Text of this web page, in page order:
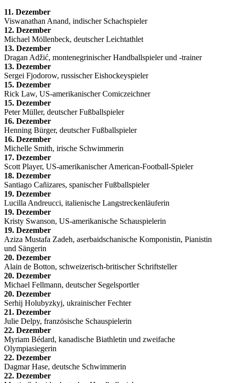
11. Dezember
Viswanathan Anand, indischer Schachspieler
12. Dezember
Michael Möllenbeck, deutscher Leichtathlet
13. Dezember
Dragan Adžić, montenegrinischer Handballspieler und -trainer
13. Dezember
Sergei Fjodorow, russischer Eishockeyspieler
15. Dezember
Rick Law, US-amerikanischer Comiczeichner
15. Dezember
Peter Müller, deutscher Fußballspieler
16. Dezember
Henning Bürger, deutscher Fußballspieler
16. Dezember
Michelle Smith, irische Schwimmerin
17. Dezember
Scott Player, US-amerikanischer American-Football-Spieler
18. Dezember
Santiago Cañizares, spanischer Fußballspieler
19. Dezember
Lucilla Andreucci, italienische Langstreckenläuferin
19. Dezember
Kristy Swanson, US-amerikanische Schauspielerin
19. Dezember
Aziza Mustafa Zadeh, aserbaidschanische Komponistin, Pianistin
und Sängerin
20. Dezember
Alain de Botton, schweizerisch-britischer Schriftsteller
20. Dezember
Michael Fellmann, deutscher Segelsportler
20. Dezember
Serhij Holubyzkyj, ukrainischer Fechter
21. Dezember
Julie Delpy, französische Schauspielerin
22. Dezember
Myriam Bédard, kanadische Biathletin und zweifache
Olympiasiegerin
22. Dezember
Dagmar Hase, deutsche Schwimmerin
22. Dezember